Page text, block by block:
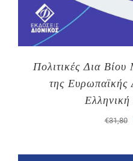
Πολιτικές Δια
της Ευρωπαϊκής
€31,80